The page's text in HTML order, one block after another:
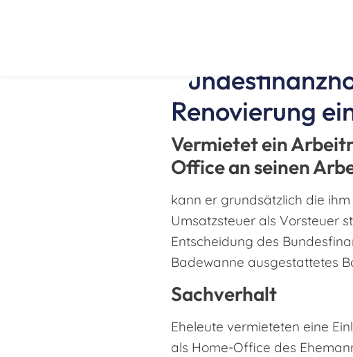
Renovierung
Vermietet ein
Office an seinen
kann er grundsätzlich die
Umsatzsteuer als Vorsteuer
Entscheidung des
Badewanne ausgestattetes
Sachverhalt
Eheleute vermieteten eine
als Home-Office des